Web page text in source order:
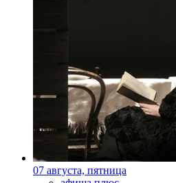
07 августа, пятница